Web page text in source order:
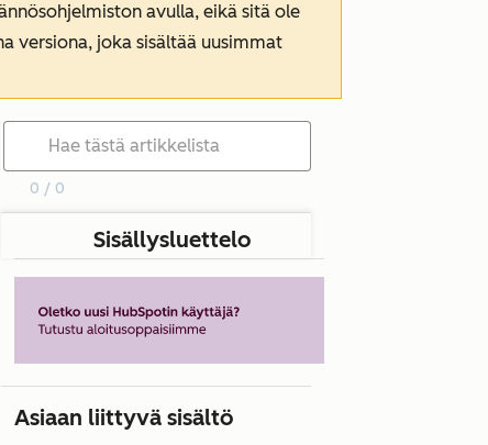
avulla, eikä sitä ole
versiona, joka sisältää uusimmat
0 / 0
Sisällysluettelo
Asiaan liittyvä sisältö